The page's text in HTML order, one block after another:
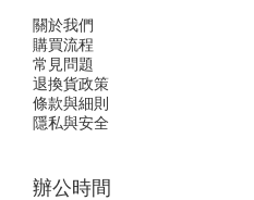
關於我們
購買流程
常見問題
退換貨政策
條款與細則
隱私與安全
辦公時間